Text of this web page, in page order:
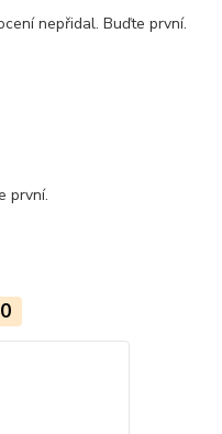
nepřidal. Buďte první.
první.